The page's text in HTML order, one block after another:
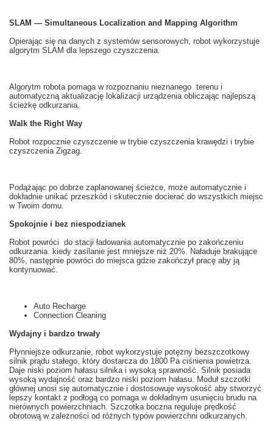
SLAM — Simultaneous Localization and Mapping Algorithm
Opierając się na danych z systemów sensorowych, robot wykorzystuje
algorytm SLAM dla lepszego czyszczenia.
Algorytm robota pomaga w rozpoznaniu nieznanego terenu i
automatycznąaktualizację lokalizacji urządzenia obliczając najlepszą
ścieżkę odkurzania.
Walk the Right Way
Robot rozpocznie czyszczenie w trybie czyszczenia krawędzi i trybie
czyszczenia Zigzag.
Podążając po dobrze zaplanowanej ścieżce, może automatycznie i
dokładnie unikać przeszkód i skutecznie docierać do wszystkich miejsc
w Twoim domu.
Spokojnie i bez niespodzianek
Robot powróci do stacji ładowaniaautomatycznie po zakończeniu
odkurzania. kiedy zasilanie jest mniejsze niż 20%. Naładuje brakujące
80%, następnie powróci do miejsca gdzie zakończył pracę aby ją
kontynuować.
Auto Recharge
Connection Cleaning
Wydajny i bardzo trwały
Płynniejsze odkurzanie, robot wykorzystuje potężny bezszczotkowy
silnik prądu stałego, który dostarcza do 1800 Pa ciśnienia powietrza.
Daje niski poziom hałasu silnika i wysoką sprawność. Silnik posiada
wysoką wydajność oraz bardzo niski poziom hałasu. Moduł szczotki
głównej unosi się automatycznie i dostosowuje wysokość aby stworzyć
lepszy kontakt z podłogąco pomaga w dokładnym usunięciu brudu na
nierównych powierzchniach. Szczotka boczna reguluje prędkość
obrotową w zależności od różnych typów powierzchni odkurzanych.